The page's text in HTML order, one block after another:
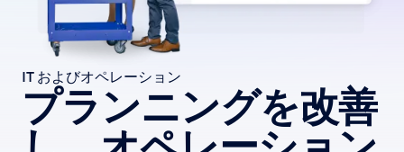
IT およびオペレーション
プランニングを改善